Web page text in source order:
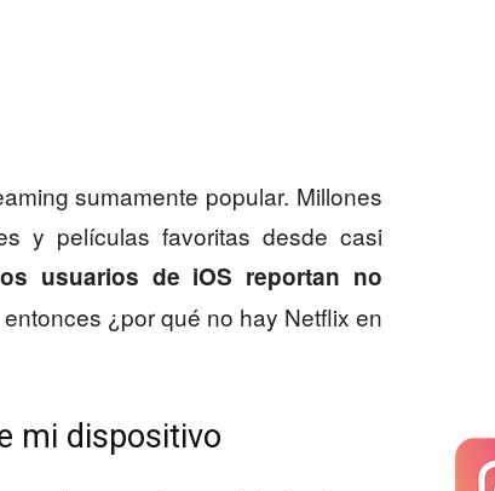
sumamente popular. Millones
y películas favoritas desde casi
usuarios de iOS reportan no
entonces ¿por qué no hay Netflix en
mi dispositivo